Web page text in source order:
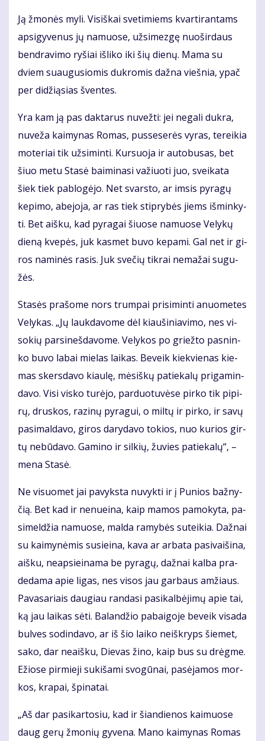
Ją žmo­nės my­li. Vi­siš­kai sve­ti­miems kvar­ti­ran­tams
ap­si­gy­ve­nus jų na­muo­se, už­si­mez­gę nuo­šir­daus
ben­dra­vi­mo ry­šiai iš­li­ko iki šių die­nų. Ma­ma su
dviem su­au­gu­sio­mis duk­ro­mis daž­na vieš­nia, ypač
per di­dži­ą­sias šven­tes.
Yra kam ją pas dak­ta­rus nu­vež­ti: jei ne­ga­li duk­ra,
nu­ve­ža kai­my­nas Ro­mas, pus­se­se­rės vy­ras, te­rei­kia
mo­te­riai tik už­si­min­ti. Kur­suo­ja ir au­to­bu­sas, bet
šiuo me­tu Sta­sė bai­mi­na­si va­žiuo­ti juo, svei­ka­ta
šiek tiek pa­blo­gė­jo. Net svars­to, ar im­sis py­ra­gų
ke­pi­mo, abe­jo­ja, ar ras tiek stip­ry­bės jiems iš­min­ky­
ti. Bet aiš­ku, kad py­ra­gai šiuo­se na­muo­se Ve­ly­kų
die­ną kve­pės, juk kas­met bu­vo ke­pa­mi. Gal net ir gi­
ros na­mi­nės ra­sis. Juk sve­čių tik­rai ne­ma­žai su­gu­
žės.
Sta­sės pra­šo­me nors trum­pai pri­si­min­ti anuo­me­tes
Ve­ly­kas. „Jų lauk­da­vo­me dėl kiau­ši­nia­vi­mo, nes vi­
so­kių par­si­neš­da­vo­me. Ve­ly­kos po griež­to pas­nin­
ko bu­vo la­bai mie­las lai­kas. Be­veik kiek­vie­nas kie­
mas skers­da­vo kiau­lę, mė­siš­kų pa­tie­ka­lų pri­ga­min­
da­vo. Vi­si vis­ko tu­rė­jo, par­duo­tu­vė­se pir­ko tik pi­pi­
rų, drus­kos, ra­zi­nų py­ra­gui, o mil­tų ir pir­ko, ir sa­vų
pa­si­mal­da­vo, gi­ros da­ry­da­vo to­kios, nuo ku­rios gir­
tų ne­bū­da­vo. Ga­mi­no ir sil­kių, žu­vies pa­tie­ka­lų“, –
me­na Sta­sė.
Ne vi­suo­met jai pa­vyks­ta nu­vyk­ti ir į Pu­nios baž­ny­
čią. Bet kad ir ne­nu­ei­na, kaip ma­mos pa­mo­ky­ta, pa­
si­mel­džia na­muo­se, mal­da ra­my­bės su­tei­kia. Daž­nai
su kai­my­nė­mis su­si­ei­na, ka­va ar ar­ba­ta pa­si­vai­ši­na,
aiš­ku, neap­si­ei­na­ma be py­ra­gų, daž­nai kal­ba pra­
de­da­ma apie li­gas, nes vi­sos jau gar­baus am­žiaus.
Pa­va­sa­riais dau­giau ran­da­si pa­si­kal­bė­ji­mų apie tai,
ką jau lai­kas sė­ti. Ba­lan­džio pa­bai­go­je be­veik vi­sa­da
bul­ves so­din­da­vo, ar iš šio lai­ko ne­iš­kryps šie­met,
sa­ko, dar ne­aiš­ku, Die­vas ži­no, kaip bus su drėg­me.
Ežio­se pir­mie­ji su­ki­ša­mi svo­gū­nai, pa­sė­ja­mos mor­
kos, kra­pai, špi­na­tai.
„Aš dar pa­si­kar­to­siu, kad ir šian­die­nos kai­muo­se
daug ge­rų žmo­nių gy­ve­na. Ma­no kai­my­nas Ro­mas